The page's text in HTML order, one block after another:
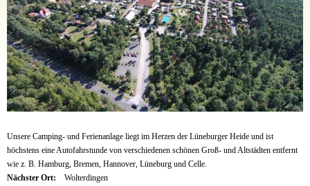
Unsere Camping- und Ferienanlage liegt im Herzen der Lüneburger Heide und ist
höchstens eine Autofahrstunde von verschiedenen schönen Groß- und Altstädten entfernt
wie z. B. Hamburg, Bremen, Hannover, Lüneburg und Celle.
Nächster Ort:
Wolterdingen